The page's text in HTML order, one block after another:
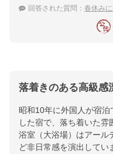
回答された質問： 春休みに両
落着きのある高級感
昭和10年に外国人が宿
した宿で、落ち着いた
浴室（大浴場）はアール
ど非日常感を演出してい